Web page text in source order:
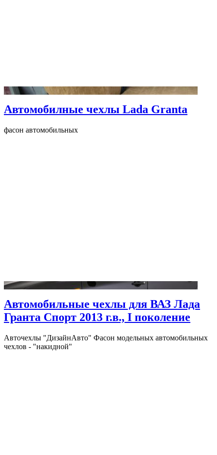
Автомобилные чехлы Lada Granta
фасон автомобильных
Автомобильные чехлы для ВАЗ Лада
Гранта Спорт 2013 г.в., I поколение
Авточехлы "ДизайнАвто" Фасон модельных автомобильных
чехлов - "накидной"